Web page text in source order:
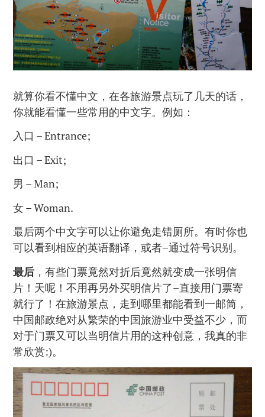
就算你看不懂中文，在各旅游景点玩了几天的话，
你就能看懂一些常用的中文字。例如：
入口 – Entrance;
出口 – Exit;
男 – Man;
女 – Woman.
最后两个中文字可以让你避免走错厕所。有时你也
可以看到相应的英语翻译，或者–通过符号识别。
最后 ，有些门票竟然对折后竟然就变成一张明信
片！天呢！不用再另外买明信片了–直接用门票寄
就行了！在旅游景点，走到哪里都能看到一邮筒，
中国邮政绝对从繁荣的中国旅游业中受益不少，而
对于门票又可以当明信片用的这种创意，我真的非
常欣赏:)。